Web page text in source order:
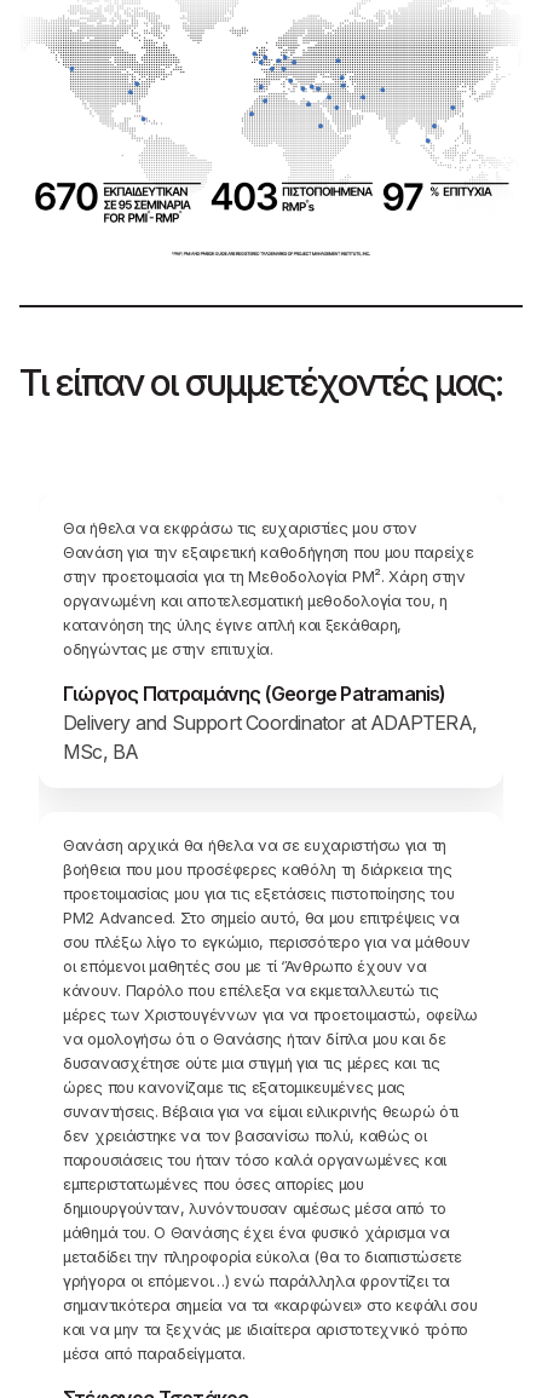
Τι είπαν οι συμμετέχοντές μας:
Θα ήθελα να εκφράσω τις ευχαριστίες μου στον
Θανάση για την εξαιρετική καθοδήγηση που μου παρείχε
στην προετοιμασία για τη Μεθοδολογία PM². Χάρη στην
οργανωμένη και αποτελεσματική μεθοδολογία του, η
κατανόηση της ύλης έγινε απλή και ξεκάθαρη,
οδηγώντας με στην επιτυχία.
Γιώργος Πατραμάνης (George Patramanis)
Delivery and Support Coordinator at ADAPTERA,
MSc, BA
Θανάση αρχικά θα ήθελα να σε ευχαριστήσω για τη
βοήθεια που μου προσέφερες καθόλη τη διάρκεια της
προετοιμασίας μου για τις εξετάσεις πιστοποίησης του
PM2 Advanced. Στο σημείο αυτό, θα μου επιτρέψεις να
σου πλέξω λίγο το εγκώμιο, περισσότερο για να μάθουν
οι επόμενοι μαθητές σου με τί ‘Άνθρωπο έχουν να
κάνουν. Παρόλο που επέλεξα να εκμεταλλευτώ τις
μέρες των Χριστουγέννων για να προετοιμαστώ, οφείλω
να ομολογήσω ότι ο Θανάσης ήταν δίπλα μου και δε
δυσανασχέτησε ούτε μια στιγμή για τις μέρες και τις
ώρες που κανονίζαμε τις εξατομικευμένες μας
συναντήσεις. Βέβαια για να είμαι ειλικρινής θεωρώ ότι
δεν χρειάστηκε να τον βασανίσω πολύ, καθώς οι
παρουσιάσεις του ήταν τόσο καλά οργανωμένες και
εμπεριστατωμένες που όσες απορίες μου
δημιουργούνταν, λυνόντουσαν αμέσως μέσα από το
μάθημά του. Ο Θανάσης έχει ένα φυσικό χάρισμα να
μεταδίδει την πληροφορία εύκολα (θα το διαπιστώσετε
γρήγορα οι επόμενοι…) ενώ παράλληλα φροντίζει τα
σημαντικότερα σημεία να τα «καρφώνει» στο κεφάλι σου
και να μην τα ξεχνάς με ιδιαίτερα αριστοτεχνικό τρόπο
μέσα από παραδείγματα.